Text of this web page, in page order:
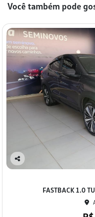
Você também pode
Co
FASTBACK 1.0